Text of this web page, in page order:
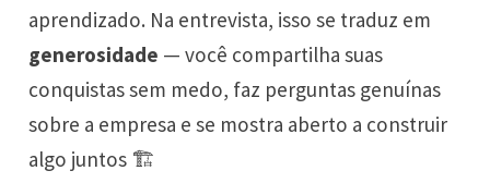
aprendizado. Na entrevista, isso se traduz em
generosidade — você compartilha suas
conquistas sem medo, faz perguntas genuínas
sobre a empresa e se mostra aberto a construir
algo juntos 🏗️